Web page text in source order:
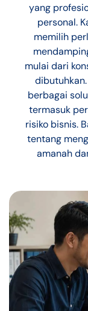
yang
personal.
memilih
mulai dari
berbagai
termasuk
risiko bisnis.
tentang
amanah